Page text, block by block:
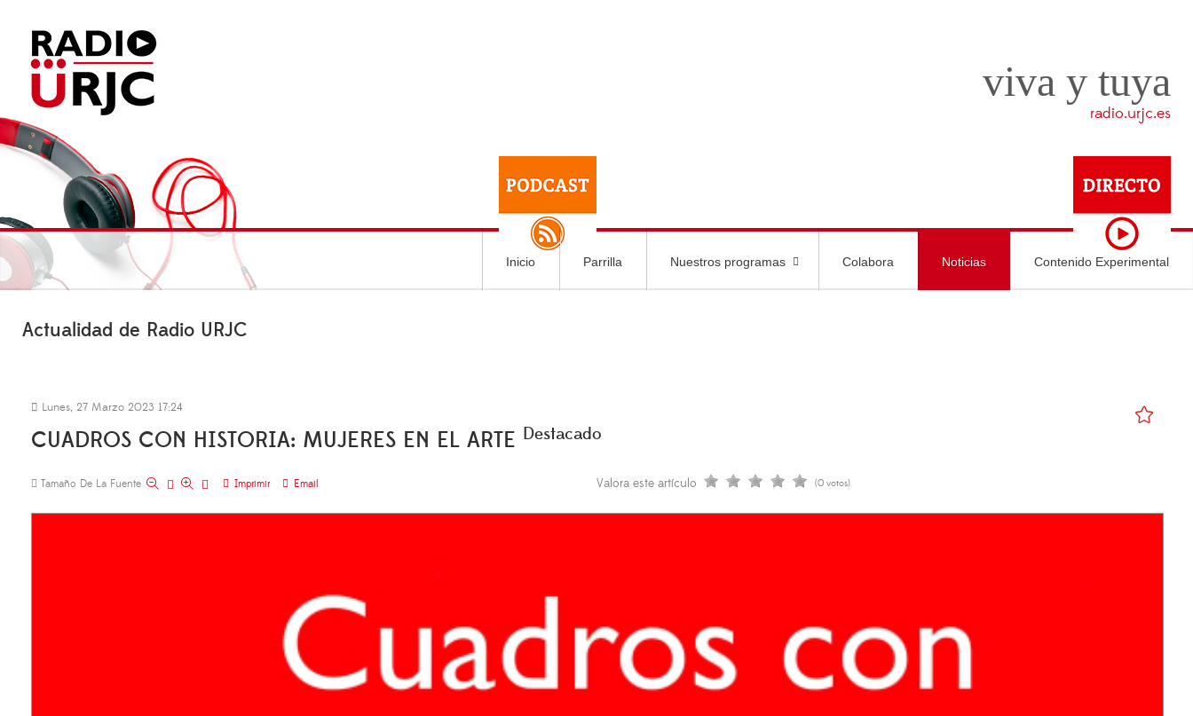
viva y tuya
radio.urjc.es
Inicio Parrilla Nuestros programas Colabora Noticias Contenido Experimental
Actualidad de Radio URJC
Lunes, 27 Marzo 2023 17:24
CUADROS CON HISTORIA: MUJERES EN EL ARTE Destacado
Tamaño De La Fuente Imprimir Email Valora este artículo (0 votos)